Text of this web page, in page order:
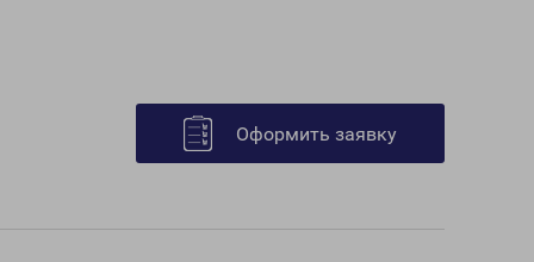
Оформить заявку